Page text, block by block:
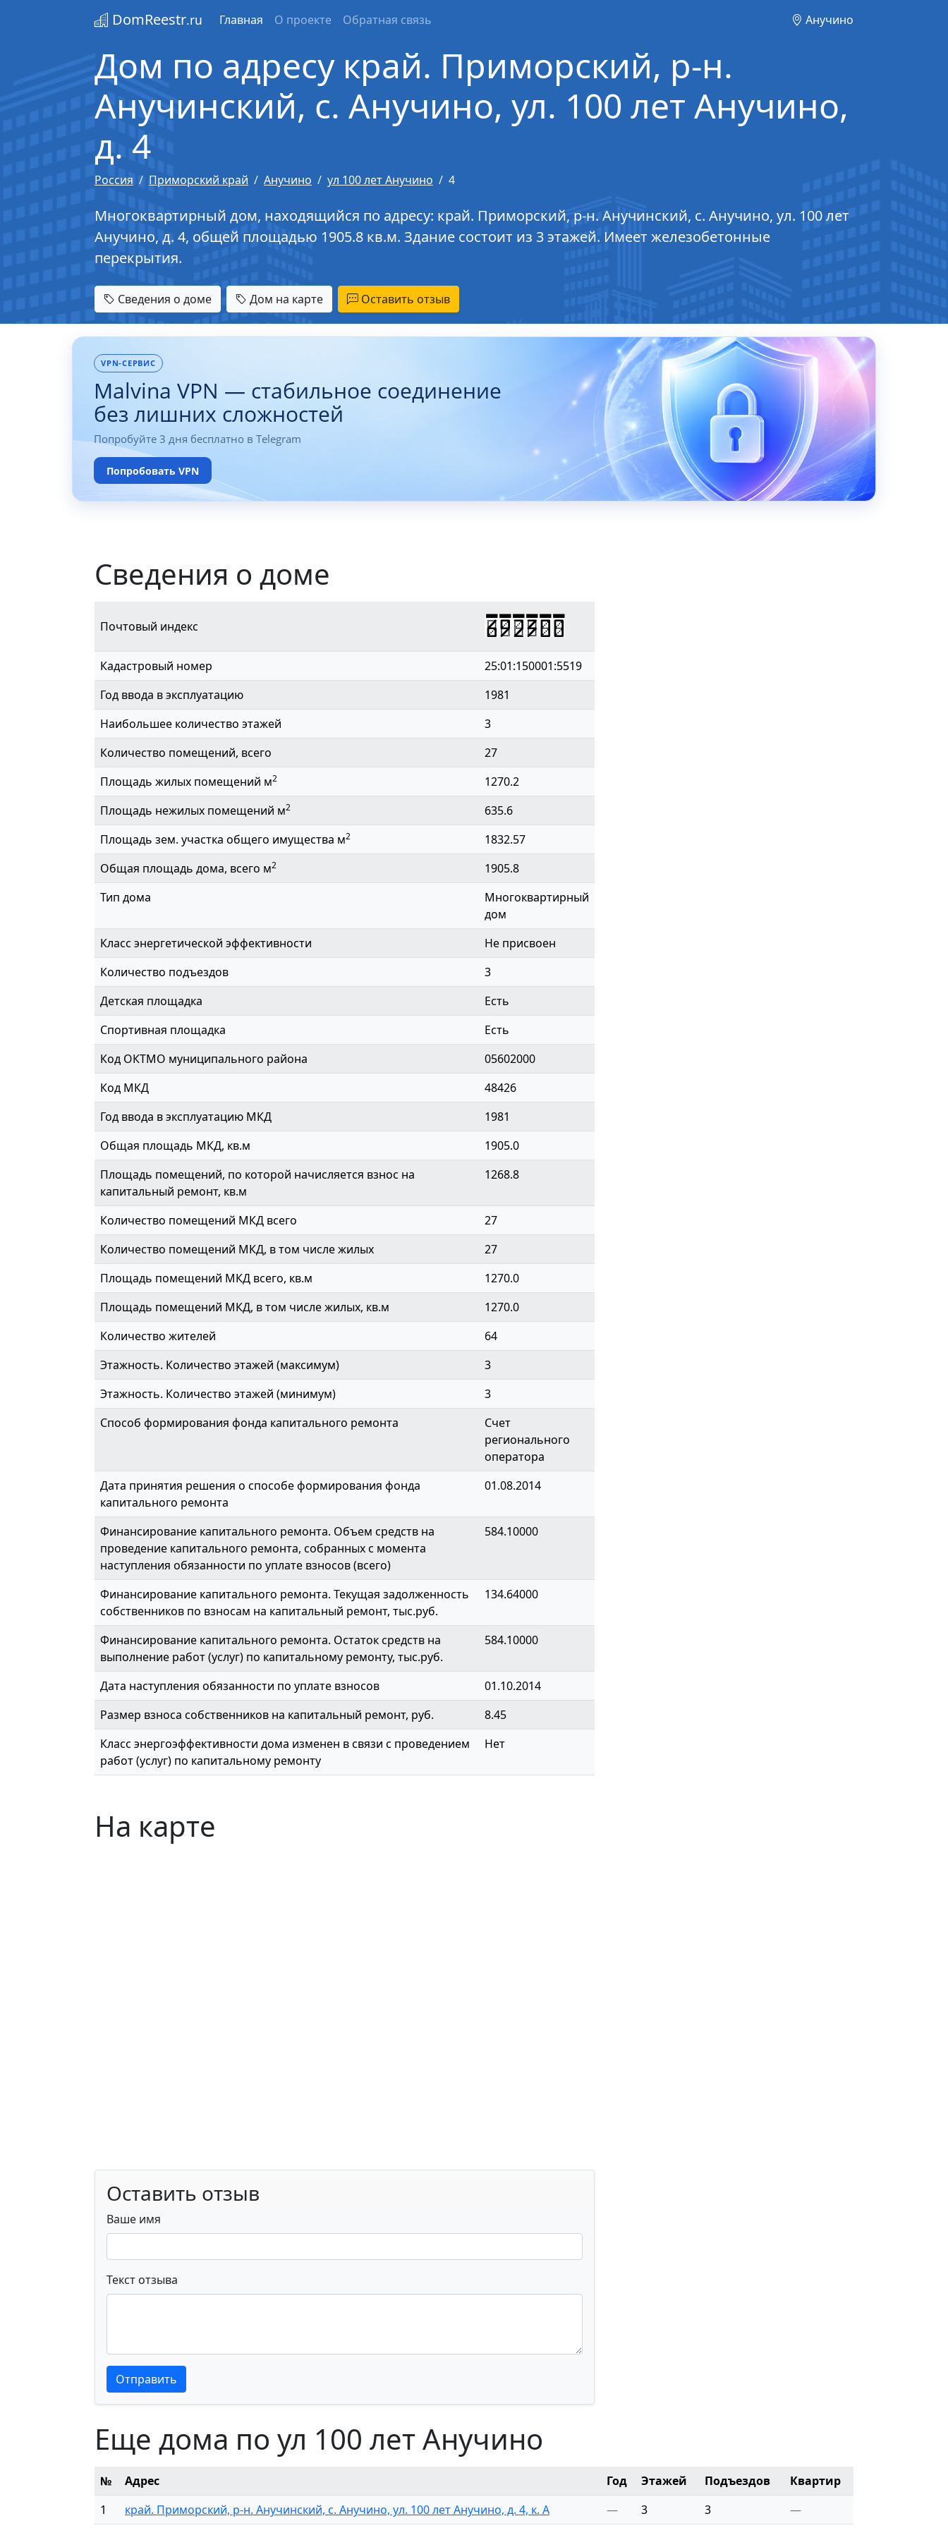
DomReestr.ru Главная О проекте Обратная связь Анучино
Дом по адресу край. Приморский, р-н.
Анучинский, с. Анучино, ул. 100 лет Анучино,
д. 4
Россия Приморский край Анучино ул 100 лет Анучино 4
Многоквартирный дом, находящийся по адресу: край. Приморский, р-н. Анучинский, с. Анучино, ул. 100 лет
Анучино, д. 4, общей площадью 1905.8 кв.м. Здание состоит из 3 этажей. Имеет железобетонные
перекрытия.
Сведения о доме Дом на карте Оставить отзыв
VPN-СЕРВИС
Malvina VPN — стабильное соединение
без лишних сложностей
Попробуйте 3 дня бесплатно в Telegram
Попробовать VPN
Сведения о доме
Почтовый индекс 692300
Кадастровый номер
25:01:150001:5519
Год ввода в эксплуатацию
1981
Наибольшее количество этажей
3
Количество помещений, всего
27
Площадь жилых помещений м2
1270.2
Площадь нежилых помещений м2
635.6
Площадь зем. участка общего имущества м2
1832.57
Общая площадь дома, всего м2
1905.8
Тип дома
Многоквартирный
дом
Класс энергетической эффективности
Не присвоен
Количество подъездов
3
Детская площадка
Есть
Спортивная площадка
Есть
Код ОКТМО муниципального района
05602000
Код МКД
48426
Год ввода в эксплуатацию МКД
1981
Общая площадь МКД, кв.м
1905.0
Площадь помещений, по которой начисляется взнос на
капитальный ремонт, кв.м
1268.8
Количество помещений МКД всего
27
Количество помещений МКД, в том числе жилых
27
Площадь помещений МКД всего, кв.м
1270.0
Площадь помещений МКД, в том числе жилых, кв.м
1270.0
Количество жителей
64
Этажность. Количество этажей (максимум)
3
Этажность. Количество этажей (минимум)
3
Способ формирования фонда капитального ремонта
Счет
регионального
оператора
Дата принятия решения о способе формирования фонда
капитального ремонта
01.08.2014
Финансирование капитального ремонта. Объем средств на
проведение капитального ремонта, собранных с момента
наступления обязанности по уплате взносов (всего)
584.10000
Финансирование капитального ремонта. Текущая задолженность
собственников по взносам на капитальный ремонт, тыс.руб.
134.64000
Финансирование капитального ремонта. Остаток средств на
выполнение работ (услуг) по капитальному ремонту, тыс.руб.
584.10000
Дата наступления обязанности по уплате взносов
01.10.2014
Размер взноса собственников на капитальный ремонт, руб.
8.45
Класс энергоэффективности дома изменен в связи с проведением
работ (услуг) по капитальному ремонту
Нет
На карте
Оставить отзыв
Ваше имя
Текст отзыва
Текст отзыва
Текст отзыва
Отправить
Еще дома по ул 100 лет Анучино
№ Адрес Год Этажей Подъездов
Квартир
1
край. Приморский, р-н. Анучинский, с. Анучино, ул. 100 лет Анучино, д. 4, к. А — 3 3 —